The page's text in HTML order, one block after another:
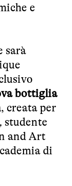
e
sarà
bottiglia
, creata per
studente
and Art
di